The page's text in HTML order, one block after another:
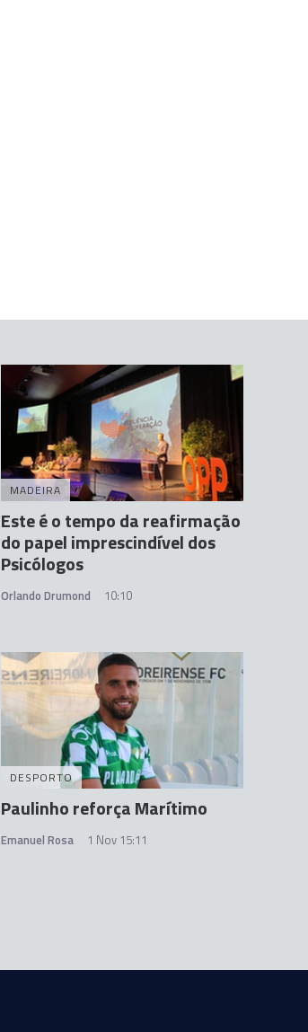
MADEIRA
Este é o tempo da reafirmação
do papel imprescindível dos
Psicólogos
Orlando Drumond 10:10
DESPORTO
Paulinho reforça Marítimo
Emanuel Rosa 1 Nov 15:11